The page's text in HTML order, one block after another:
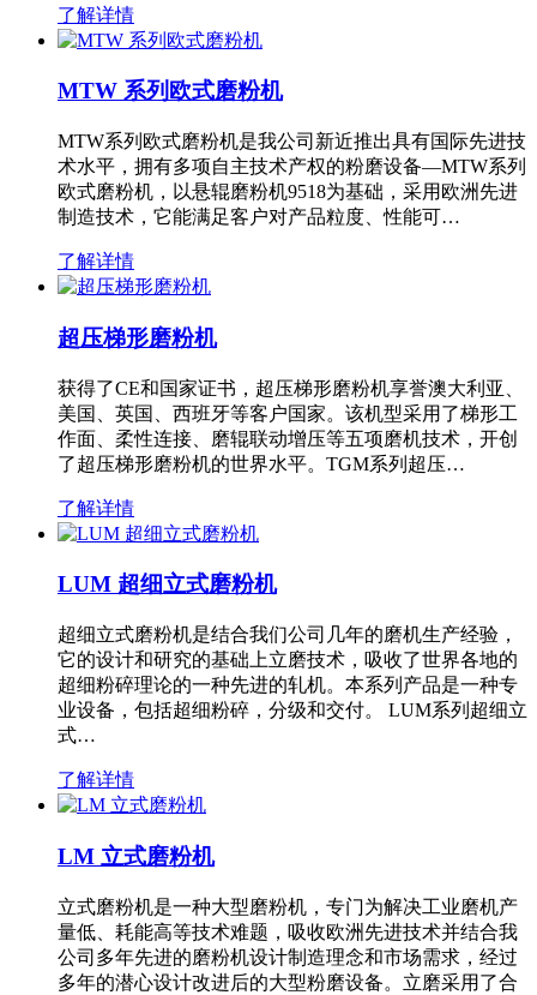
了解详情
MTW 系列欧式磨粉机
MTW系列欧式磨粉机是我公司新近推出具有国际先进技
术水平，拥有多项自主技术产权的粉磨设备—MTW系列
欧式磨粉机，以悬辊磨粉机9518为基础，采用欧洲先进
制造技术，它能满足客户对产品粒度、性能可…
了解详情
超压梯形磨粉机
获得了CE和国家证书，超压梯形磨粉机享誉澳大利亚、
美国、英国、西班牙等客户国家。该机型采用了梯形工
作面、柔性连接、磨辊联动增压等五项磨机技术，开创
了超压梯形磨粉机的世界水平。TGM系列超压…
了解详情
LUM 超细立式磨粉机
超细立式磨粉机是结合我们公司几年的磨机生产经验，
它的设计和研究的基础上立磨技术，吸收了世界各地的
超细粉碎理论的一种先进的轧机。本系列产品是一种专
业设备，包括超细粉碎，分级和交付。 LUM系列超细立
式…
了解详情
LM 立式磨粉机
立式磨粉机是一种大型磨粉机，专门为解决工业磨机产
量低、耗能高等技术难题，吸收欧洲先进技术并结合我
公司多年先进的磨粉机设计制造理念和市场需求，经过
多年的潜心设计改进后的大型粉磨设备。立磨采用了合